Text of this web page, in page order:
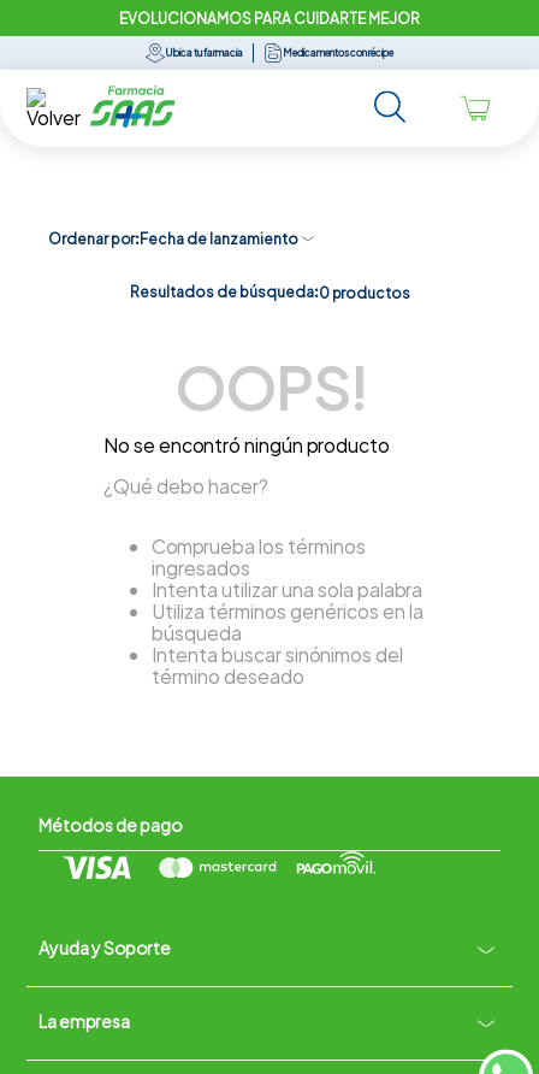
EVOLUCIONAMOS PARA CUIDARTE MEJOR
Ubica tu farmacia Medicamentos con récipe
Ordenar por Fecha de lanzamiento
Resultados de búsqueda:0 productos
OOPS!
No se encontró ningún producto
¿Qué debo hacer?
Comprueba los términos
ingresados
Intenta utilizar una sola palabra
Utiliza términos genéricos en la
búsqueda
Intenta buscar sinónimos del
término deseado
Métodos de pago
Ayuda y Soporte +
Contacto vía WhatsApp
Términos y condiciones
La empresa +